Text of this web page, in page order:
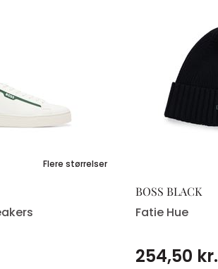
Flere størrelser
BOSS BLACK
Fatie Hue
254,50 kr.